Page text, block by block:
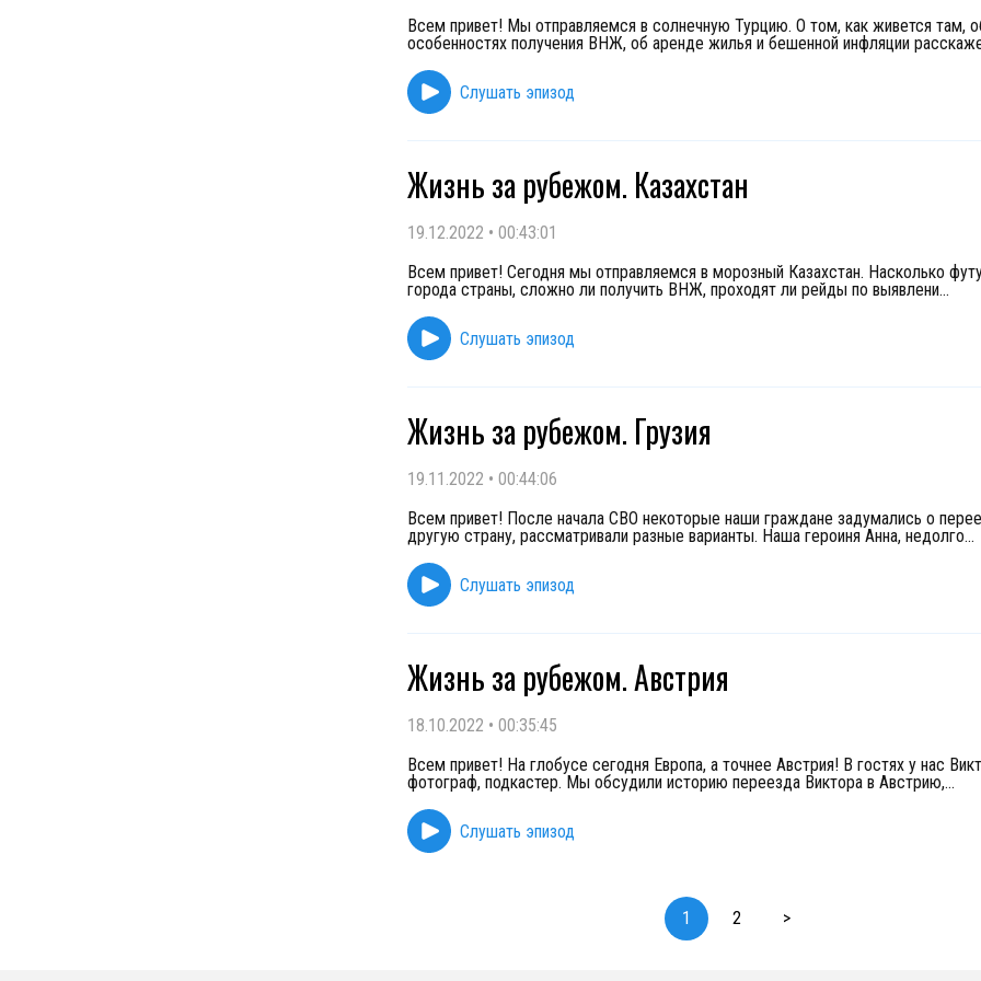
Всем привет! Мы отправляемся в солнечную Турцию. О том, как живется там,
особенностях получения ВНЖ, об аренде жилья и бешенной инфляции
Слушать эпизод
Жизнь за рубежом. Казахстан
19.12.2022 • 00:43:01
Всем привет! Сегодня мы отправляемся в морозный Казахстан. Насколько
города страны, сложно ли получить ВНЖ, проходят ли рейды по выявлени...
Слушать эпизод
Жизнь за рубежом. Грузия
19.11.2022 • 00:44:06
Всем привет! После начала СВО некоторые наши граждане задумались о
другую страну, рассматривали разные варианты. Наша героиня Анна, недолго...
Слушать эпизод
Жизнь за рубежом. Австрия
18.10.2022 • 00:35:45
Всем привет! На глобусе сегодня Европа, а точнее Австрия! В гостях у нас
фотограф, подкастер. Мы обсудили историю переезда Виктора в Австрию,...
Слушать эпизод
1 2 >